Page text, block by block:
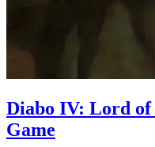
Diabo IV: Lord
Game